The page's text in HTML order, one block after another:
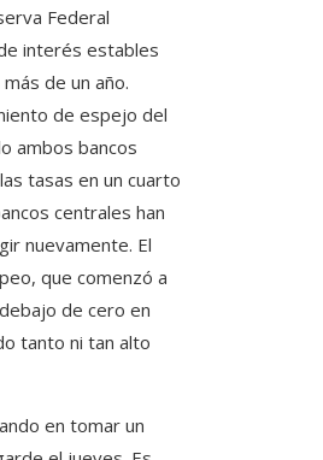
Federal
interés estables
de un año.
de espejo del
ambos bancos
tasas en un cuarto
centrales han
nuevamente. El
que comenzó a
de cero en
tanto ni tan alto
en tomar un